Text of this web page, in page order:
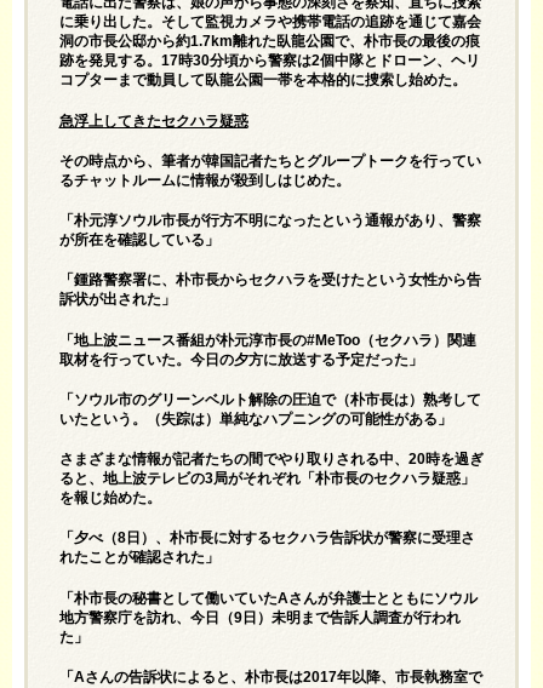
に乗り出した。そして監視カメラや携帯電話の追跡を通じて嘉会
洞の市長公邸から約1.7km離れた臥龍公園で、朴市長の最後の痕
跡を発見する。17時30分頃から警察は2個中隊とドローン、ヘリ
コプターまで動員して臥龍公園一帯を本格的に捜索し始めた。
急浮上してきたセクハラ疑惑
その時点から、筆者が韓国記者たちとグループトークを行ってい
るチャットルームに情報が殺到しはじめた。
「朴元淳ソウル市長が行方不明になったという通報があり、警察
が所在を確認している」
「鍾路警察署に、朴市長からセクハラを受けたという女性から告
訴状が出された」
「地上波ニュース番組が朴元淳市長の#MeToo（セクハラ）関連
取材を行っていた。今日の夕方に放送する予定だった」
「ソウル市のグリーンベルト解除の圧迫で（朴市長は）熟考して
いたという。（失踪は）単純なハプニングの可能性がある」
さまざまな情報が記者たちの間でやり取りされる中、20時を過ぎ
ると、地上波テレビの3局がそれぞれ「朴市長のセクハラ疑惑」
を報じ始めた。
「夕べ（8日）、朴市長に対するセクハラ告訴状が警察に受理さ
れたことが確認された」
「朴市長の秘書として働いていたAさんが弁護士とともにソウル
地方警察庁を訪れ、今日（9日）未明まで告訴人調査が行われ
た」
「Aさんの告訴状によると、朴市長は2017年以降、市長執務室で